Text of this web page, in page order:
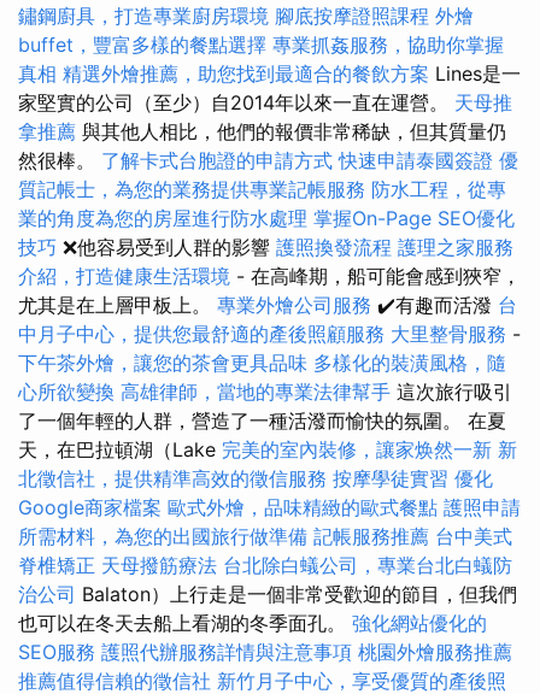
鏽鋼廚具，打造專業廚房環境 腳底按摩證照課程 外燴
buffet，豐富多樣的餐點選擇 專業抓姦服務，協助你掌握
真相 精選外燴推薦，助您找到最適合的餐飲方案 Lines是一
家堅實的公司（至少）自2014年以來一直在運營。 天母推
拿推薦 與其他人相比，他們的報價非常稀缺，但其質量仍
然很棒。 了解卡式台胞證的申請方式 快速申請泰國簽證 優
質記帳士，為您的業務提供專業記帳服務 防水工程，從專
業的角度為您的房屋進行防水處理 掌握On-Page SEO優化
技巧 ❌他容易受到人群的影響 護照換發流程 護理之家服務
介紹，打造健康生活環境 - 在高峰期，船可能會感到狹窄，
尤其是在上層甲板上。 專業外燴公司服務 ✔️有趣而活潑 台
中月子中心，提供您最舒適的產後照顧服務 大里整骨服務 -
下午茶外燴，讓您的茶會更具品味 多樣化的裝潢風格，隨
心所欲變換 高雄律師，當地的專業法律幫手 這次旅行吸引
了一個年輕的人群，營造了一種活潑而愉快的氛圍。 在夏
天，在巴拉頓湖（Lake 完美的室內裝修，讓家焕然一新 新
北徵信社，提供精準高效的徵信服務 按摩學徒實習 優化
Google商家檔案 歐式外燴，品味精緻的歐式餐點 護照申請
所需材料，為您的出國旅行做準備 記帳服務推薦 台中美式
脊椎矯正 天母撥筋療法 台北除白蟻公司，專業台北白蟻防
治公司 Balaton）上行走是一個非常受歡迎的節目，但我們
也可以在冬天去船上看湖的冬季面孔。 強化網站優化的
SEO服務 護照代辦服務詳情與注意事項 桃園外燴服務推薦
推薦值得信賴的徵信社 新竹月子中心，享受優質的產後照